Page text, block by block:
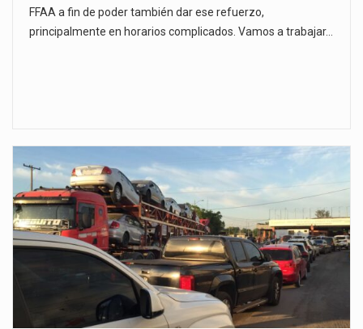
FFAA a fin de poder también dar ese refuerzo,
principalmente en horarios complicados. Vamos a trabajar…